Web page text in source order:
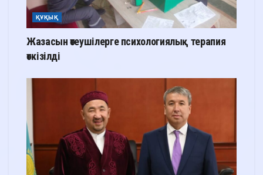
ҚҰҚЫҚ
Жазасын өтеушілерге психологиялық терапия
өткізілді